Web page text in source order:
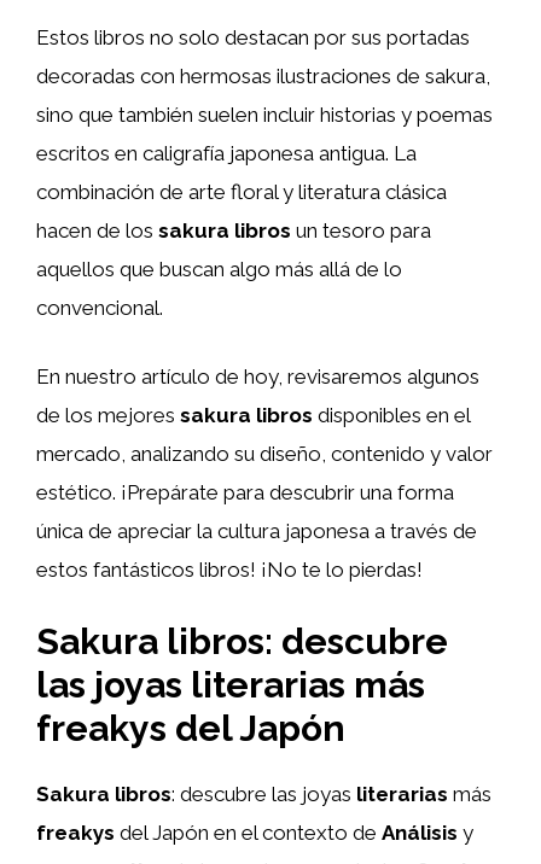
Estos libros no solo destacan por sus portadas
decoradas con hermosas ilustraciones de sakura,
sino que también suelen incluir historias y poemas
escritos en caligrafía japonesa antigua. La
combinación de arte floral y literatura clásica
hacen de los sakura libros un tesoro para
aquellos que buscan algo más allá de lo
convencional.
En nuestro artículo de hoy, revisaremos algunos
de los mejores sakura libros disponibles en el
mercado, analizando su diseño, contenido y valor
estético. ¡Prepárate para descubrir una forma
única de apreciar la cultura japonesa a través de
estos fantásticos libros! ¡No te lo pierdas!
Sakura libros: descubre
las joyas literarias más
freakys del Japón
Sakura libros: descubre las joyas literarias más
freakys del Japón en el contexto de Análisis y